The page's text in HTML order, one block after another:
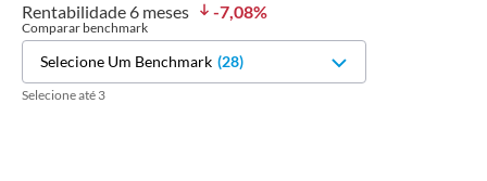
Rentabilidade 6 meses -7,08%
Comparar benchmark
Selecione Um Benchmark (28)
Selecione até 3